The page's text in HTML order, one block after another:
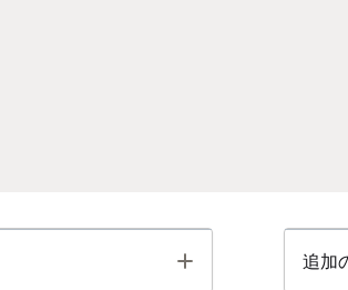
Toggle 追加